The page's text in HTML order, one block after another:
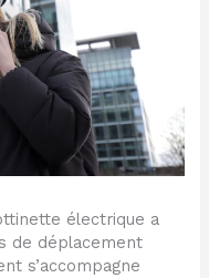
électrique a
de déplacement
s’accompagne